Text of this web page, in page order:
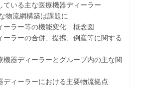
ている主な医療機器ディーラー
物流網構築は課題に
ーラー等の機能変化 概念図
ーラーの合併、提携、倒産等に関する
機器ディーラーとグループ内の主な関
ディーラーにおける主要物流拠点